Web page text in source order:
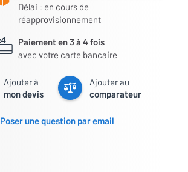
Délai : en cours de
réapprovisionnement
Paiement en 3 à 4 fois
avec votre carte bancaire
Ajouter à
mon devis
Ajouter au
comparateur
Poser une question par email